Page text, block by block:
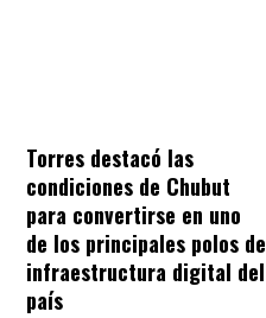
Torres destacó las
condiciones de Chubut
para convertirse en uno
de los principales polos de
infraestructura digital del
país